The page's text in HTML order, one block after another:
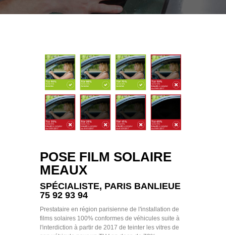
POSE FILM SOLAIRE
MEAUX
SPÉCIALISTE, PARIS BANLIEUE
75 92 93 94
Prestataire en région parisienne de l'installation de
films solaires 100% conformes de véhicules suite à
l'interdiction à partir de 2017 de teinter les vitres de